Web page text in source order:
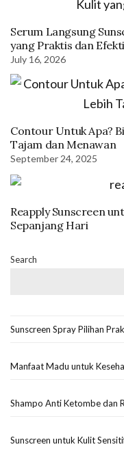
Serum Langsung
yang Praktis dan
July 16, 2026
Contour Untuk Apa?
Tajam dan Menawan
September 24, 2025
Reapply Sunscreen
Sepanjang Hari
Search
Sunscreen Spray Pilihan
Manfaat Madu untuk
Shampo Anti Ketombe dan
Sunscreen untuk Kulit